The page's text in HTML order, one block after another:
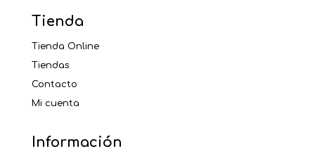
Tienda
Tienda Online
Tiendas
Contacto
Mi cuenta
Información